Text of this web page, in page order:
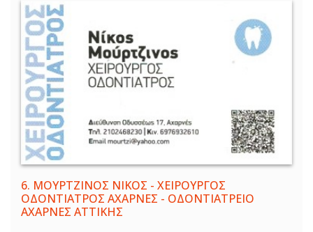
6. ΜΟΥΡΤΖΙΝΟΣ ΝΙΚΟΣ - ΧΕΙΡΟΥΡΓΟΣ
ΟΔΟΝΤΙΑΤΡΟΣ ΑΧΑΡΝΕΣ - ΟΔΟΝΤΙΑΤΡΕΙΟ
ΑΧΑΡΝΕΣ ΑΤΤΙΚΗΣ